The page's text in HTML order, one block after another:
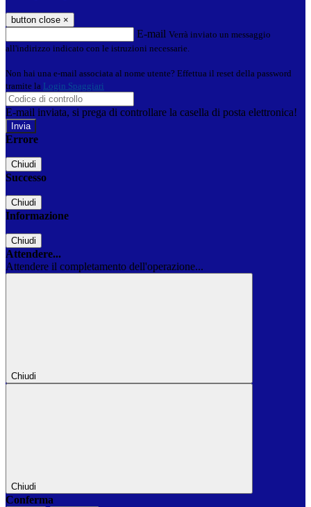
button close ×
E-mail Verrà inviato un messaggio
all'indirizzo indicato con le istruzioni necessarie.
Non hai una e-mail associata al nome utente? Effettua il reset della password
tramite la Login Spaggiari
E-mail inviata, si prega di controllare la casella di posta elettronica!
Errore
Chiudi
Successo
Chiudi
Informazione
Chiudi
Attendere...
Attendere il completamento dell'operazione...
Chiudi
Chiudi
Conferma